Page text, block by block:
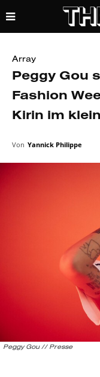
Array
Peggy Gou
Fashion
Kirin im
Von Yannick Philippe
Peggy Gou // Presse